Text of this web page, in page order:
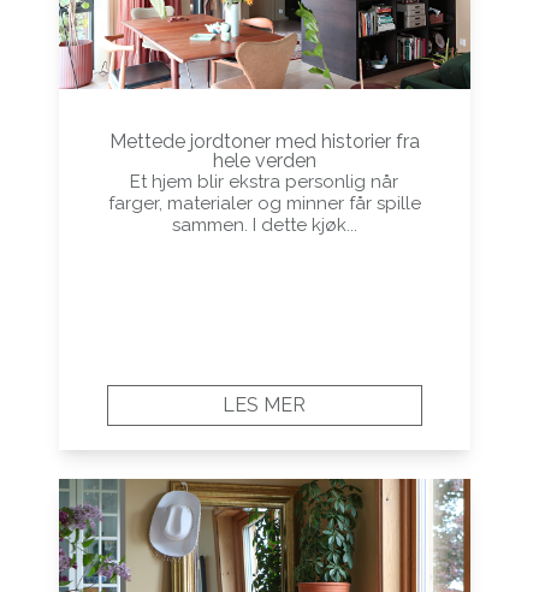
Mettede jordtoner med historier fra
hele verden
Et hjem blir ekstra personlig når
farger, materialer og minner får spille
sammen. I dette kjøk...
LES MER